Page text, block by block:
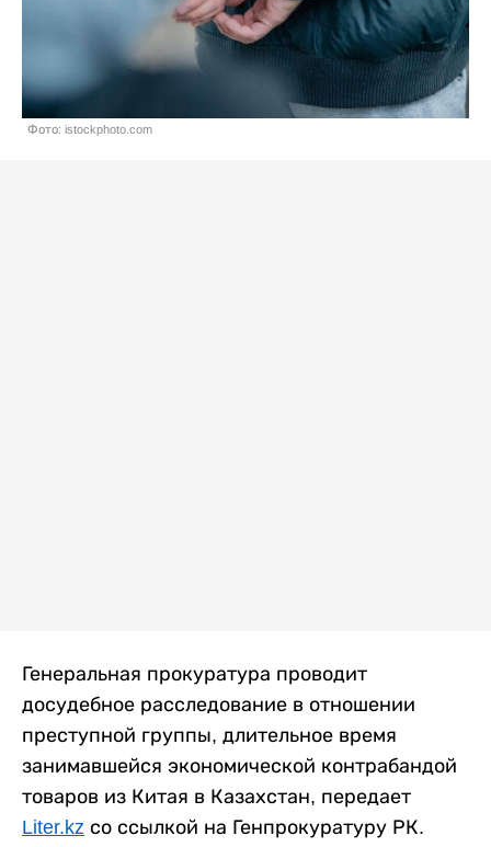
Фото: istockphoto.com
Генеральная прокуратура проводит
досудебное расследование в отношении
преступной группы, длительное время
занимавшейся экономической контрабандой
товаров из Китая в Казахстан, передает
Liter.kz со ссылкой на Генпрокуратуру РК.